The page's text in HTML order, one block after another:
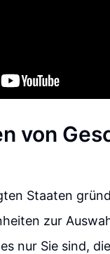
von
Staaten
zur
nur Sie sind,